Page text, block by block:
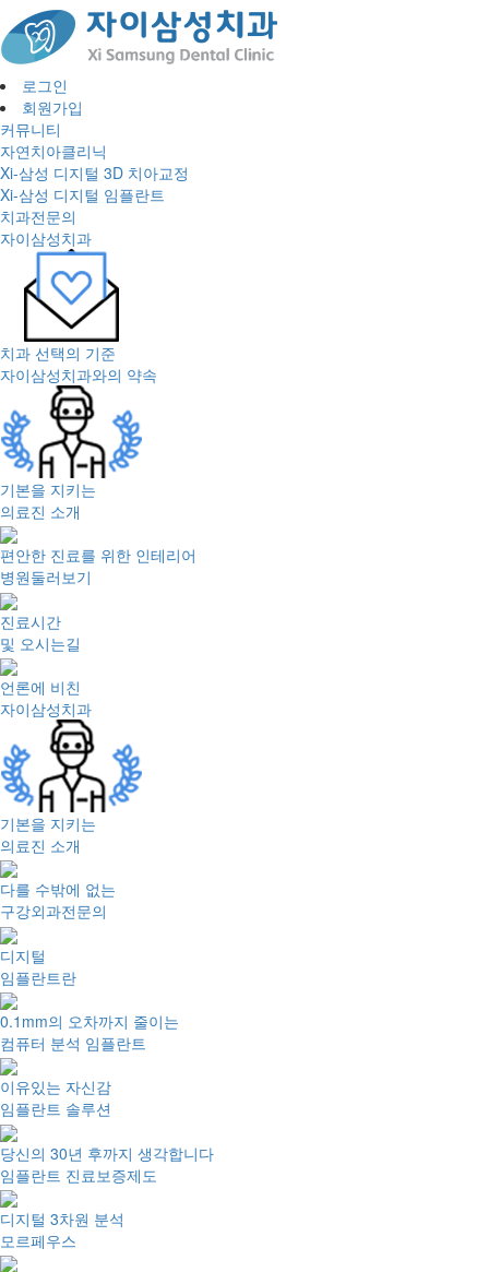
로그인
회원가입
커뮤니티
자연치아클리닉
Xi-삼성 디지털 3D 치아교정
Xi-삼성 디지털 임플란트
치과전문의
자이삼성치과
치과 선택의 기준
자이삼성치과와의 약속
기본을 지키는
의료진 소개
편안한 진료를 위한 인테리어
병원둘러보기
진료시간
및 오시는길
언론에 비친
자이삼성치과
기본을 지키는
의료진 소개
다를 수밖에 없는
구강외과전문의
디지털
임플란트란
0.1mm의 오차까지 줄이는
컴퓨터 분석 임플란트
이유있는 자신감
임플란트 솔루션
당신의 30년 후까지 생각합니다
임플란트 진료보증제도
디지털 3차원 분석
모르페우스